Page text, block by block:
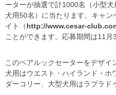
ーターが抽選で計1000名（小型
犬用50名）に当たります。キャ
イト（http://www.cesar-
ことができます。応募期間は11月
このペアルックセーターをデザ
犬用はウエスト・ハイランド・ホ
ダーコリー、大型犬用はラブラド